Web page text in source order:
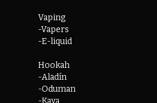
Vaping
-Vapers
-E-liquid
Hookah
-Aladín
-Oduman